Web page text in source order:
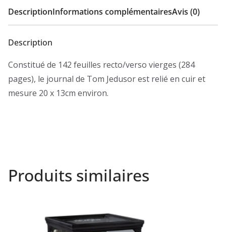
DescriptionInformations complémentairesAvis (0)
Description
Constitué de 142 feuilles recto/verso vierges (284
pages), le journal de Tom Jedusor est relié en cuir et
mesure 20 x 13cm environ.
Produits similaires